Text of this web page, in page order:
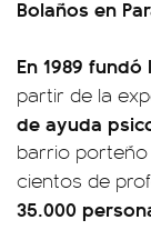
Bolaños en
En 1989
partir de la
de ayuda
barrio porteño
cientos de
35.000